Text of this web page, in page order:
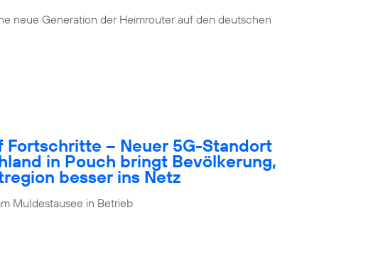
neue Generation der Heimrouter auf den deutschen
– Neuer 5G-Standort
in Pouch bringt Bevölkerung,
besser ins Netz
Muldestausee in Betrieb